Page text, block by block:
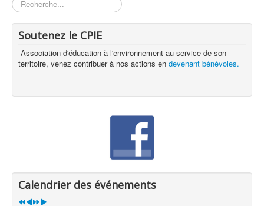
Soutenez le CPIE
Association d'éducation à l'environnement au service de son
territoire, venez contribuer à nos actions en devenant bénévoles.
Calendrier des événements